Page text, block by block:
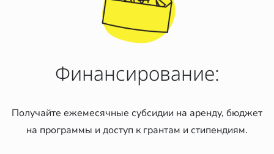
Финансирование:
Получайте ежемесячные субсидии на аренду, бюджет
на программы и доступ к грантам и стипендиям.